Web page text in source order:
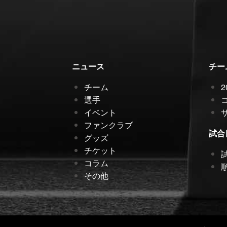
ニュース
チーム
選手
イベント
ファンクラブ
グッズ
チケット
コラム
その他
チー
試